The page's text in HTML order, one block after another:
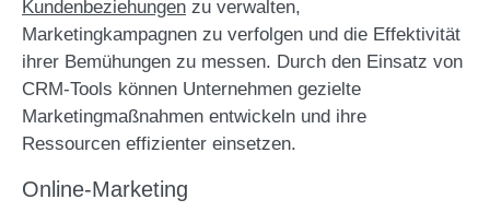
Kundenbeziehungen zu verwalten,
Marketingkampagnen zu verfolgen und die Effektivität
ihrer Bemühungen zu messen. Durch den Einsatz von
CRM-Tools können Unternehmen gezielte
Marketingmaßnahmen entwickeln und ihre
Ressourcen effizienter einsetzen.
Online-Marketing